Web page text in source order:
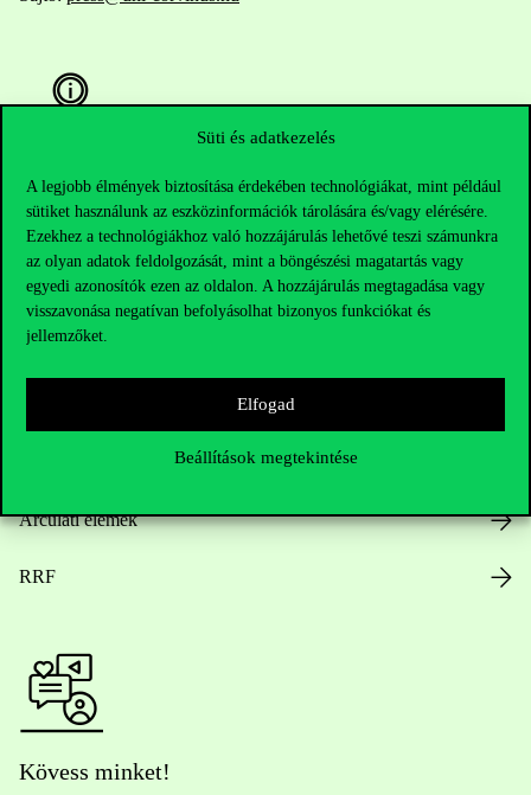
Süti és adatkezelés
A legjobb élmények biztosítása érdekében technológiákat, mint például
sütiket használunk az eszközinformációk tárolására és/vagy elérésére.
Ezekhez a technológiákhoz való hozzájárulás lehetővé teszi számunkra
az olyan adatok feldolgozását, mint a böngészési magatartás vagy
egyedi azonosítók ezen az oldalon. A hozzájárulás megtagadása vagy
visszavonása negatívan befolyásolhat bizonyos funkciókat és
jellemzőket.
Elfogad
Beállítások megtekintése
Hasznos linkek
Nyitvatartás
Házirend
Arculati elemek
RRF
Kövess minket!